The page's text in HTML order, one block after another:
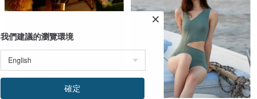
我們建議的瀏覽環境
確定